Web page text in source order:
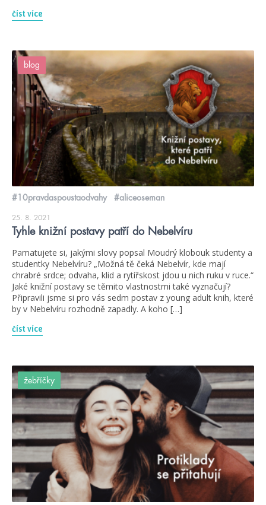
číst více
blog
#10pravdaspoustaodvahy #aliceoseman
25. 8. 2021
Tyhle knižní postavy patří do Nebelvíru
Pamatujete si, jakými slovy popsal Moudrý klobouk studenty a
studentky Nebelvíru? „Možná tě čeká Nebelvír, kde mají
chrabré srdce; odvaha, klid a rytířskost jdou u nich ruku v ruce.“
Jaké knižní postavy se těmito vlastnostmi také vyznačují?
Připravili jsme si pro vás sedm postav z young adult knih, které
by v Nebelvíru rozhodně zapadly. A koho […]
číst více
žebříčky